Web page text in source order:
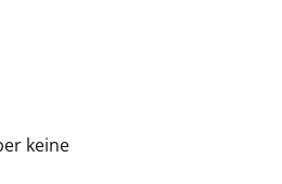
keine